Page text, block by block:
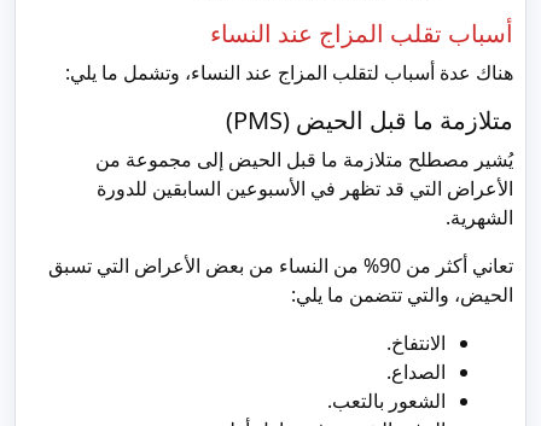
أسباب تقلب المزاج عند النساء
هناك عدة أسباب لتقلب المزاج عند النساء، وتشمل ما يلي:
متلازمة ما قبل الحيض (PMS)
يُشير مصطلح متلازمة ما قبل الحيض إلى مجموعة من
الأعراض التي قد تظهر في الأسبوعين السابقين للدورة
الشهرية.
تعاني أكثر من 90% من النساء من بعض الأعراض التي تسبق
الحيض، والتي تتضمن ما يلي:
الانتفاخ.
الصداع.
الشعور بالتعب.